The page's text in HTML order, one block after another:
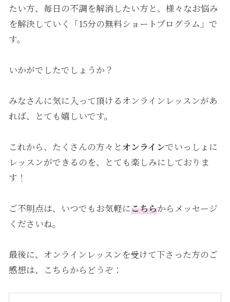
たい方、毎日の不調を解消したい方と、様々なお悩み
を解決していく「15分の無料ショートプログラム」で
す。
いかがでしたでしょうか？
みなさんに気に入って頂けるオンラインレッスンがあ
れば、とても嬉しいです。
これから、たくさんの方々とオンラインでいっしょに
レッスンができるのを、とても楽しみにしておりま
す！
ご不明点は、いつでもお気軽にこちらからメッセージ
くださいね。
最後に、オンラインレッスンを受けて下さった方のご
感想は、こちらからどうぞ：